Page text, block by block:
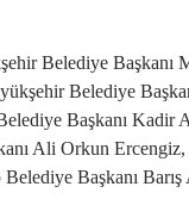
Belediye
Belediye
Başkanı
Ali Orkun
Başkanı